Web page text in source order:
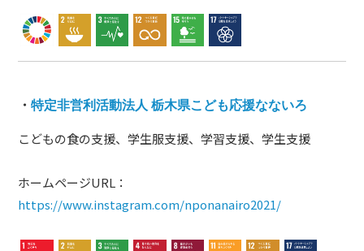
・特定非営利活動法人 栃木県こども応援なないろ
こどもの食の支援、学生服支援、学習支援、学生支援
ホームページURL：
https://www.instagram.com/nponanairo2021/